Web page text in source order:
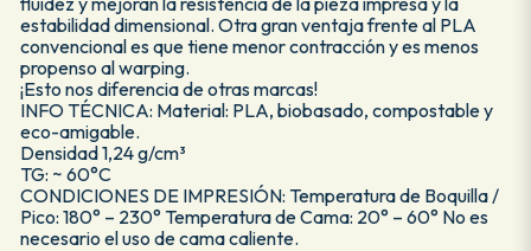
estabilidad dimensional. Otra gran ventaja frente al PLA
convencional es que tiene menor contracción y es menos
propenso al warping.
¡Esto nos diferencia de otras marcas!
INFO TÉCNICA: Material: PLA, biobasado, compostable y
eco-amigable.
Densidad 1,24 g/cm³
TG: ~ 60°C
CONDICIONES DE IMPRESIÓN: Temperatura de Boquilla /
Pico: 180° – 230° Temperatura de Cama: 20° – 60° No es
necesario el uso de cama caliente.